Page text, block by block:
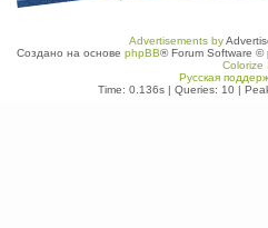
Advertisements by
Создано на основе phpBB® Forum Software ©
Colorize
Русская
Time: 0.136s| Queries: 10|